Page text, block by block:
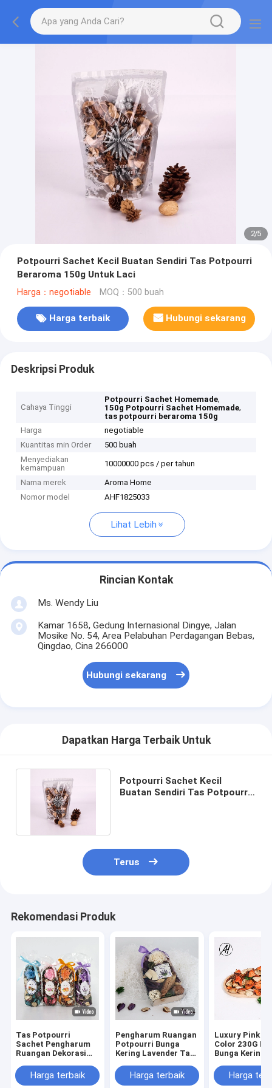
2/5
Potpourri Sachet Kecil Buatan Sendiri Tas Potpourri
Beraroma 150g Untuk Laci
Harga：negotiable MOQ：500 buah
Harga terbaik Hubungi sekarang
Deskripsi Produk
Cahaya Tinggi
Potpourri Sachet Homemade,
150g Potpourri Sachet Homemade,
tas potpourri beraroma 150g
Harga
negotiable
Kuantitas min Order
500 buah
Menyediakan
kemampuan
10000000 pcs / per tahun
Nama merek
Aroma Home
Nomor model
AHF1825033
Lihat Lebih
Rincian Kontak
Ms. Wendy Liu
Kamar 1658, Gedung Internasional Dingye, Jalan
Mosike No. 54, Area Pelabuhan Perdagangan Bebas,
Qingdao, Cina 266000
Hubungi sekarang
Dapatkan Harga Terbaik Untuk
Potpourri Sachet Kecil
Buatan Sendiri Tas Potpourri
Terus
Rekomendasi Produk
Tas Potpourri
Sachet Pengharum
Ruangan Dekorasi
Beraroma Botani
Harga terbaik
Pengharum Ruangan
Potpourri Bunga
Kering Lavender Tas
Harga terbaik
Luxury Pink
Color 230G
Bunga Kering
Valentine
Harga